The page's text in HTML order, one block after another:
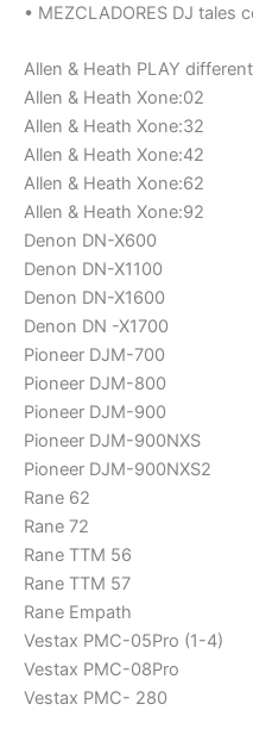
• MEZCLADORES DJ tales
Allen & Heath PLAY
Allen & Heath Xone:02
Allen & Heath Xone:32
Allen & Heath Xone:42
Allen & Heath Xone:62
Allen & Heath Xone:92
Denon DN-X600
Denon DN-X1100
Denon DN-X1600
Denon DN -X1700
Pioneer DJM-700
Pioneer DJM-800
Pioneer DJM-900
Pioneer DJM-900NXS
Pioneer DJM-900NXS2
Rane 62
Rane 72
Rane TTM 56
Rane TTM 57
Rane Empath
Vestax PMC-05Pro (1-4)
Vestax PMC-08Pro
Vestax PMC- 280